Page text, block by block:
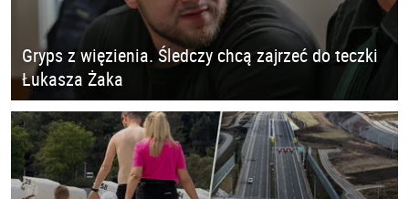
Gryps z więzienia. Śledczy chcą zajrzeć do teczki
Łukasza Żaka